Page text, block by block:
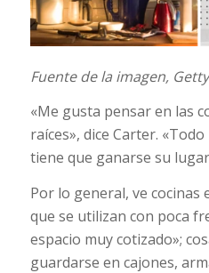
Fuente de la imagen,
«Me gusta pensar en las
raíces», dice Carter.
tiene que ganarse su
Por lo general, ve cocinas
que se utilizan con poca
espacio muy cotizado»;
guardarse en cajones,